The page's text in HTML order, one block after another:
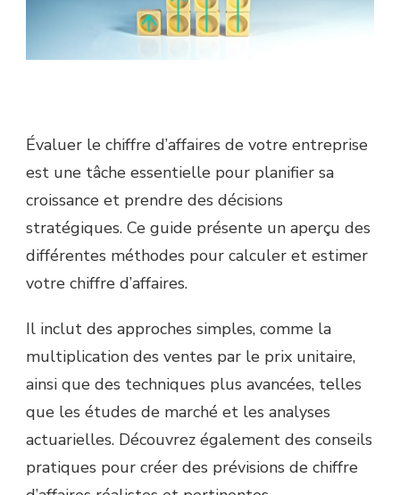
Évaluer le chiffre d’affaires de votre entreprise
est une tâche essentielle pour planifier sa
croissance et prendre des décisions
stratégiques. Ce guide présente un aperçu des
différentes méthodes pour calculer et estimer
votre chiffre d’affaires.
Il inclut des approches simples, comme la
multiplication des ventes par le prix unitaire,
ainsi que des techniques plus avancées, telles
que les études de marché et les analyses
actuarielles. Découvrez également des conseils
pratiques pour créer des prévisions de chiffre